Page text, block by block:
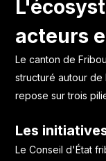
acteurs
Le canton de
structuré autour
repose sur trois
Les
Le Conseil d'État